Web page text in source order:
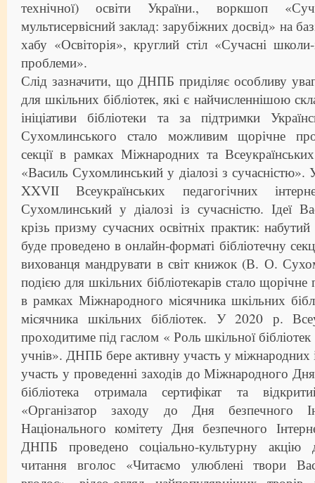
технічної) освіти України., воркшоп
мультисервісний заклад: зарубіжних досвід» на
хабу «Освіторія», круглий стіл «Сучасні
проблеми».
Слід зазначити, що ДНПБ приділяє особливу
для шкільних бібліотек, які є найчисленнішою
ініціативи бібліотеки та за підтримки
Сухомлинського стало можливим щорічне
секції в рамках Міжнародних та
«Василь Сухомлинський у діалозі з
XXVIІ Всеукраїнських педагогічних
Сухомлинський у діалозі із сучасністю. Ідеї
крізь призму сучасних освітніх практик:
буде проведено в онлайн-форматі бібліотечну
вихованця мандрувати в світ книжок (В. О.
подією для шкільних бібліотекарів стало
в рамках Міжнародного місячника шкільних
місячника шкільних бібліотек. У 2020 р.
проходитиме під гаслом « Роль шкільної бібліотек
учнів». ДНПБ бере активну участь у міжнародних
участь у проведенні заходів до Міжнародного
бібліотека отримала сертифікат та
«Організатор заходу до Дня безпечного
Національного комітету Дня безпечного
ДНПБ проведено соціально-культурну акцію
читання вголос «Читаємо улюблені твори